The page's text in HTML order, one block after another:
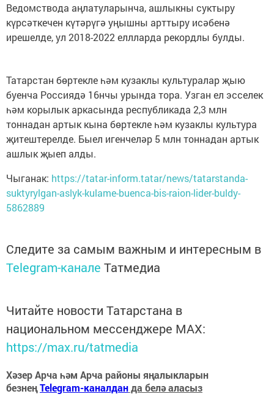
Ведомствода аңлатуларынча, ашлыкны суктыру
күрсәткечен күтәрүгә уңышны арттыру исәбенә
ирешелде, ул 2018-2022 еллларда рекордлы булды.
Татарстан бөртекле һәм кузаклы культуралар җыю
буенча Россиядә 16нчы урында тора. Узган ел эсселек
һәм корылык аркасында республикада 2,3 млн
тоннадан артык кына бөртекле һәм кузаклы культура
җитештерелде. Быел игенчеләр 5 млн тоннадан артык
ашлык җыеп алды.
Чыганак: https://tatar-inform.tatar/news/tatarstanda-
suktyrylgan-aslyk-kulame-buenca-bis-raion-lider-buldy-
5862889
Следите за самым важным и интересным в
Telegram-канале Татмедиа
Читайте новости Татарстана в
национальном мессенджере MАХ:
https://max.ru/tatmedia
Хәзер Арча һәм Арча районы яңалыкларын
безнеңTelegram-каналданда белә аласыз